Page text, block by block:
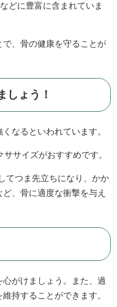
どに豊富に含まれていま
、骨の健康を守ることが
ょう！
なるといわれています。
サイズがおすすめです。
てつま先立ちになり、かか
、骨に適度な衝撃を与え
がけましょう。また、過
持することができます。